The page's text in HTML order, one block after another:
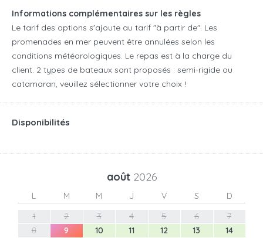
Informations complémentaires sur les règles
Le tarif des options s'ajoute au tarif "à partir de". Les
promenades en mer peuvent être annulées selon les
conditions météorologiques. Le repas est à la charge du
client. 2 types de bateaux sont proposés : semi-rigide ou
catamaran, veuillez sélectionner votre choix !
Disponibilités
août 2026
L M M J V S
D
1
2 3 4 5 6
7
8
9 10 11 12 13 14